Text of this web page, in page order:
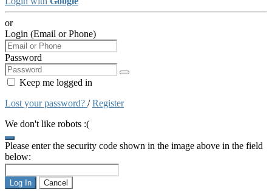
or
Login (Email or Phone)
Password
Keep me logged in
Lost your password? /Register
We don't like robots :(
Please enter the security code shown in the image above in the field
below:
Log In Cancel